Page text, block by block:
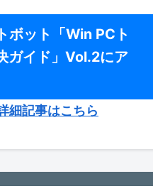
ボット「Win PCト
ガイド」Vol.2にア
細記事はこちら